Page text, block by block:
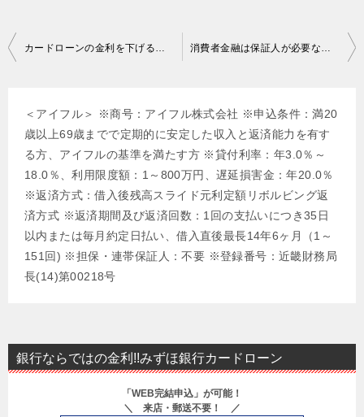
投
＜アイフル＞ ※商号：アイフル株式会社 ※申込条件：満20
歳以上69歳までで定期的に安定した収入と返済能力を有す
る方、アイフルの基準を満たす方 ※貸付利率：年3.0％～
18.0％、利用限度額：1～800万円、遅延損害金：年20.0％
※返済方式：借入後残高スライド元利定額リボルビング返
済方式 ※返済期間及び返済回数：1回の支払いにつき35日
以内または毎月約定日払い、借入直後最長14年6ヶ月（1～
151回) ※担保・連帯保証人：不要 ※登録番号：近畿財務局
長(14)第00218号
銀行ならではの金利!!みずほ銀行カードローン
「WEB完結申込」が可能！
＼ 来店・郵送不要！ ／